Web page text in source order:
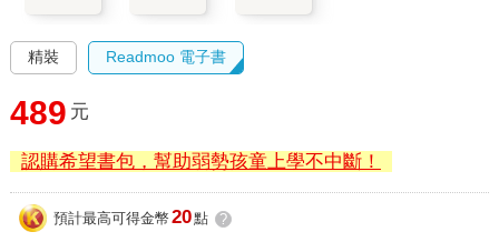
精裝 Readmoo 電子書
489 元
認購希望書包，幫助弱勢孩童上學不中斷！
預計最高可得金幣 20點 ?